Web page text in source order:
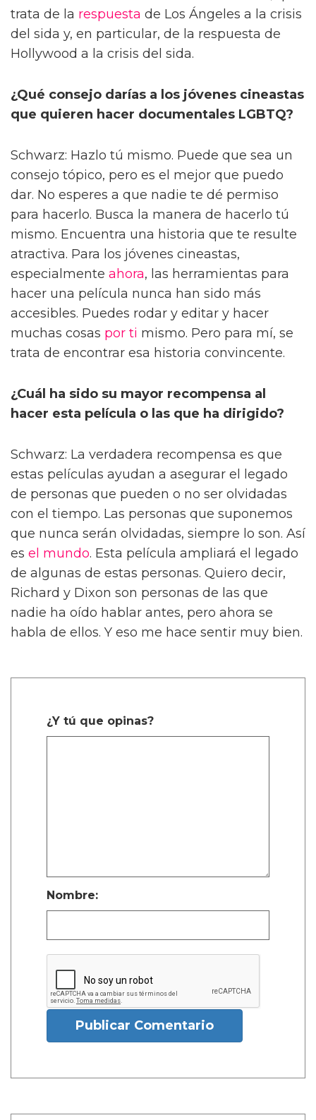
trata de la respuesta de Los Ángeles a la crisis
del sida y, en particular, de la respuesta de
Hollywood a la crisis del sida.
¿Qué consejo darías a los jóvenes cineastas
que quieren hacer documentales LGBTQ?
Schwarz: Hazlo tú mismo. Puede que sea un
consejo tópico, pero es el mejor que puedo
dar. No esperes a que nadie te dé permiso
para hacerlo. Busca la manera de hacerlo tú
mismo. Encuentra una historia que te resulte
atractiva. Para los jóvenes cineastas,
especialmente ahora, las herramientas para
hacer una película nunca han sido más
accesibles. Puedes rodar y editar y hacer
muchas cosas por ti mismo. Pero para mí, se
trata de encontrar esa historia convincente.
¿Cuál ha sido su mayor recompensa al
hacer esta película o las que ha dirigido?
Schwarz: La verdadera recompensa es que
estas películas ayudan a asegurar el legado
de personas que pueden o no ser olvidadas
con el tiempo. Las personas que suponemos
que nunca serán olvidadas, siempre lo son. Así
es el mundo. Esta película ampliará el legado
de algunas de estas personas. Quiero decir,
Richard y Dixon son personas de las que
nadie ha oído hablar antes, pero ahora se
habla de ellos. Y eso me hace sentir muy bien.
¿Y tú que opinas?
Nombre:
Publicar Comentario